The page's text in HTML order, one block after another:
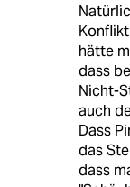
hätte
dass
Nicht-
auch
Dass
das
dass